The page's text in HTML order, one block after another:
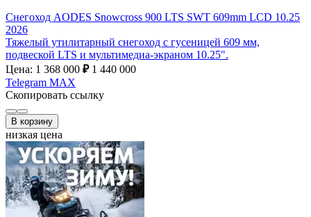
Снегоход AODES Snowcross 900 LTS SWT 609mm LCD 10.25
2026
Тяжелый утилитарный снегоход с гусеницей 609 мм,
подвеской LTS и мультимедиа-экраном 10.25".
Цена: 1 368 000 ₽ 1 440 000
Telegram MAX
Скопировать ссылку
В корзину
низкая цена